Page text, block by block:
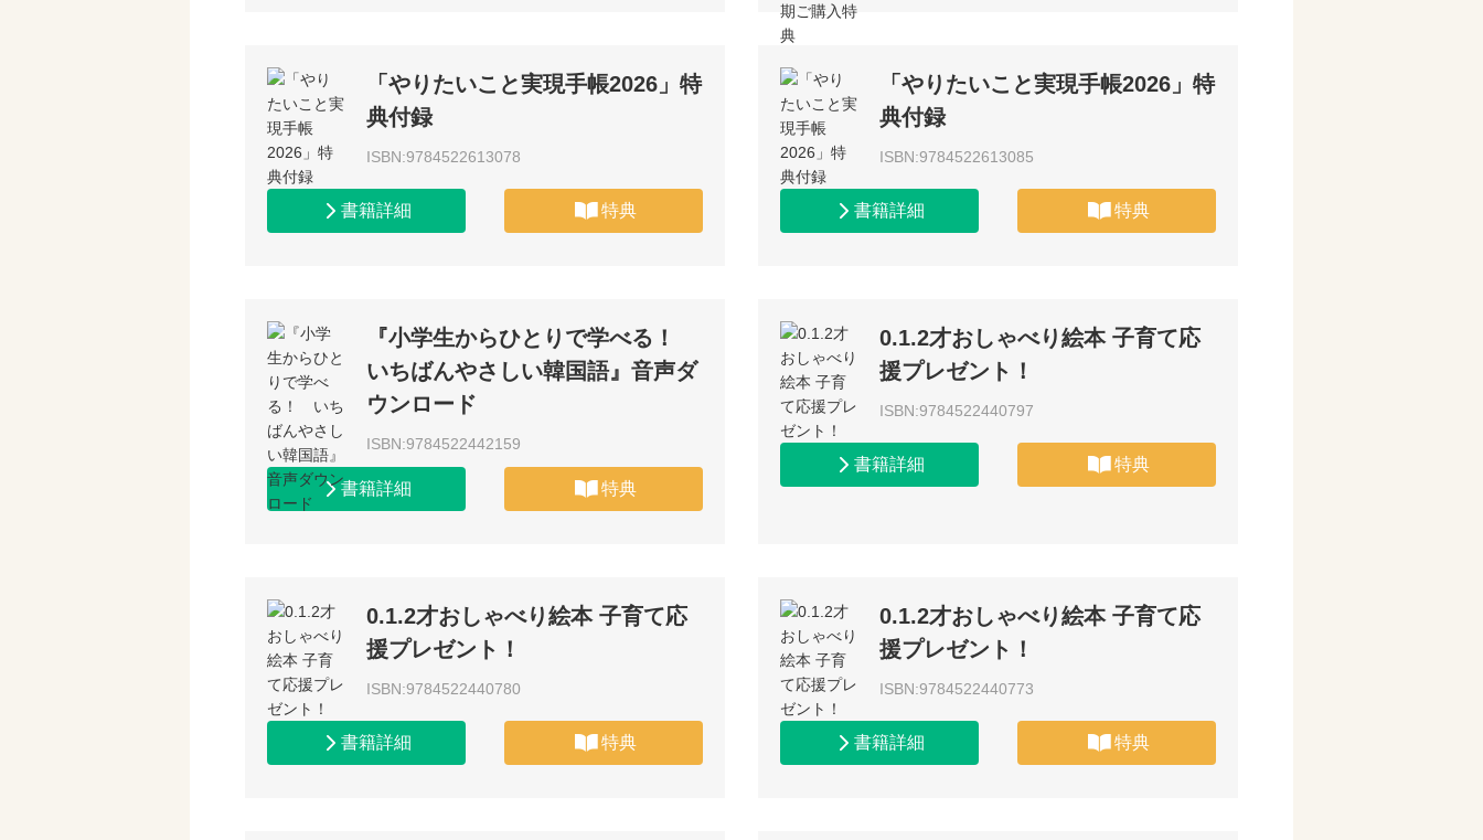
「やりたいこと実現手帳2026」特
典付録
ISBN:9784522613078
書籍詳細 特典
「やりたいこと実現手帳2026」特
典付録
ISBN:9784522613085
書籍詳細 特典
『小学生からひとりで学べる！
いちばんやさしい韓国語』音声ダ
ウンロード
ISBN:9784522442159
書籍詳細 特典
0.1.2才おしゃべり絵本 子育て応
援プレゼント！
ISBN:9784522440797
書籍詳細 特典
0.1.2才おしゃべり絵本 子育て応
援プレゼント！
ISBN:9784522440780
書籍詳細 特典
0.1.2才おしゃべり絵本 子育て応
援プレゼント！
ISBN:9784522440773
書籍詳細 特典